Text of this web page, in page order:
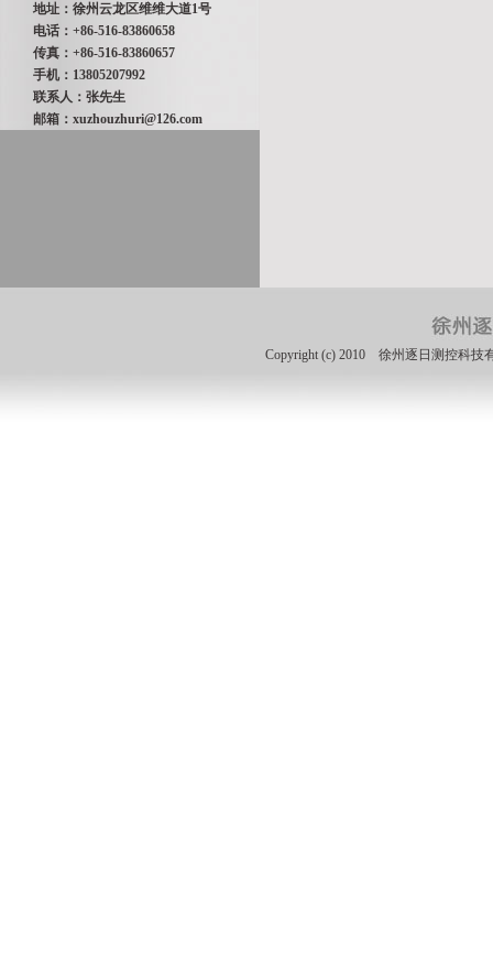
地址：徐州云龙区维维大道1号
电话：+86-516-83860658
传真：+86-516-83860657
手机：13805207992
联系人：张先生
邮箱：xuzhouzhuri@126.com
Copyright (c) 2010 徐州逐日测控科